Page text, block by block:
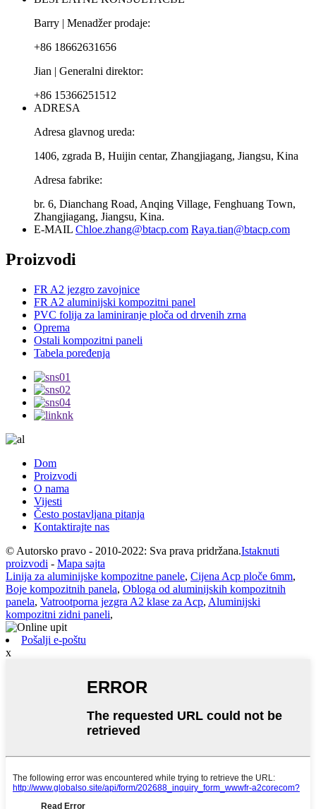
Barry | Menadžer prodaje:
+86 18662631656
Jian | Generalni direktor:
+86 15366251512
ADRESA
Adresa glavnog ureda:
1406, zgrada B, Huijin centar, Zhangjiagang, Jiangsu, Kina
Adresa fabrike:
br. 6, Dianchang Road, Anqing Village, Fenghuang Town,
Zhangjiagang, Jiangsu, Kina.
E-MAIL Chloe.zhang@btacp.com Raya.tian@btacp.com
Proizvodi
FR A2 jezgro zavojnice
FR A2 aluminijski kompozitni panel
PVC folija za laminiranje ploča od drvenih zrna
Oprema
Ostali kompozitni paneli
Tabela poređenja
Dom
Proizvodi
O nama
Vijesti
Često postavljana pitanja
Kontaktirajte nas
© Autorsko pravo - 2010-2022: Sva prava pridržana.Istaknuti
proizvodi - Mapa sajta
Linija za aluminijske kompozitne panele, Cijena Acp ploče 6mm,
Boje kompozitnih panela, Obloga od aluminijskih kompozitnih
panela, Vatrootporna jezgra A2 klase za Acp, Aluminijski
kompozitni zidni paneli,
Pošalji e-poštu
x